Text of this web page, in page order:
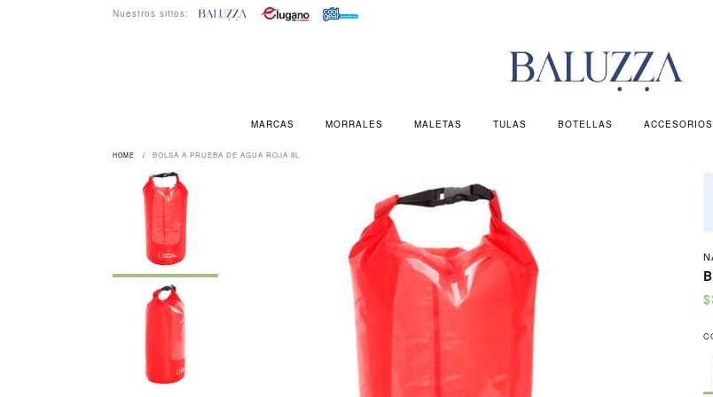
Nuestros sitios:
MARCAS MORRALES MALETAS TULAS BOTELLAS ACCESORIOS
HOME BOLSA A PRUEBA DE AGUA ROJA 8L